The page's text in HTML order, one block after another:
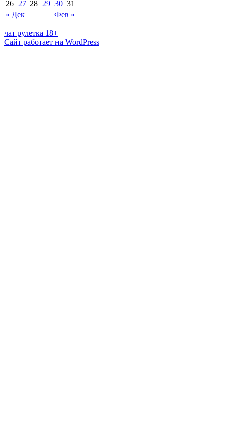
« Дек Фев »
26 27 28 29 30 31
чат рулетка 18+
Сайт работает на WordPress